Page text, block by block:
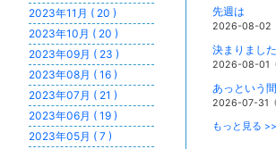
先週は
2026-08-02
決まりました
2026-08-01
あっという
2026-07-31
もっと見る >>
2023年11月 ( 20 )
2023年10月 ( 20 )
2023年09月 ( 23 )
2023年08月 ( 16 )
2023年07月 ( 21 )
2023年06月 ( 19 )
2023年05月 ( 7 )